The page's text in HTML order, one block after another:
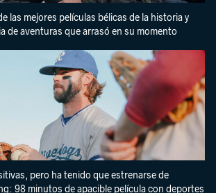
las mejores películas bélicas de la historia y
de aventuras que arrasó en su momento
pero ha tenido que estrenarse de
98 minutos de apacible película con deportes